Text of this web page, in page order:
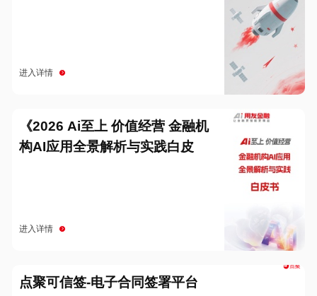
进入详情
《2026 Ai至上 价值经营 金融机
构AI应用全景解析与实践白皮
进入详情
点聚可信签-电子合同签署平台